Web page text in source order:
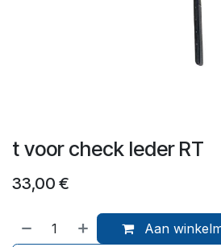
t voor check leder RT
33,00 €
Aan